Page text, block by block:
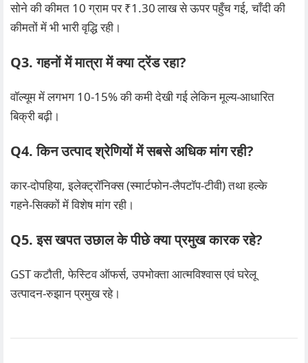
सोने की कीमत 10 ग्राम पर ₹1.30 लाख से ऊपर पहुँच गई, चाँदी की
कीमतों में भी भारी वृद्धि रही।
Q3. गहनों में मात्रा में क्या ट्रेंड रहा?
वॉल्यूम में लगभग 10‑15% की कमी देखी गई लेकिन मूल्य‑आधारित
बिक्री बढ़ी।
Q4. किन उत्पाद श्रेणियों में सबसे अधिक मांग रही?
कार‑दोपहिया, इलेक्ट्रॉनिक्स (स्मार्टफोन‑लैपटॉप‑टीवी) तथा हल्के
गहने‑सिक्कों में विशेष मांग रही।
Q5. इस खपत उछाल के पीछे क्या प्रमुख कारक रहे?
GST कटौती, फेस्टिव ऑफर्स, उपभोक्ता आत्मविश्वास एवं घरेलू
उत्पादन‑रुझान प्रमुख रहे।